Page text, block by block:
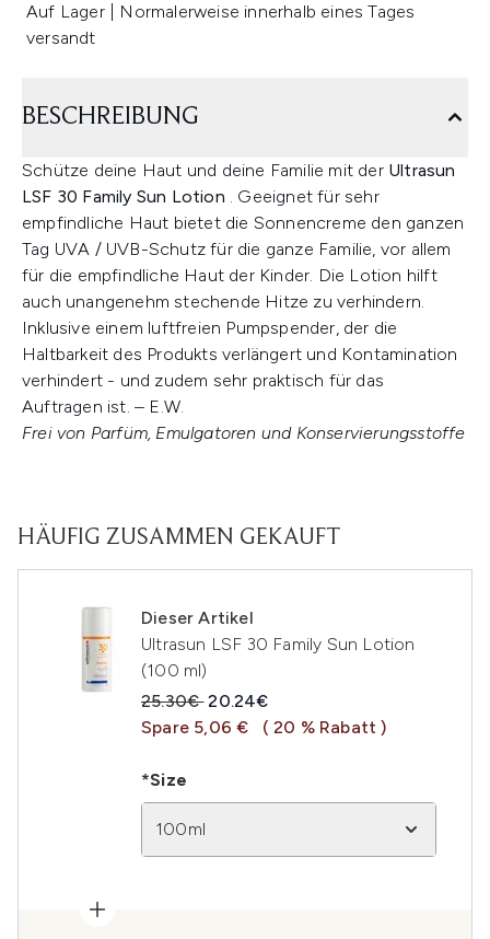
Auf Lager | Normalerweise innerhalb eines Tages
versandt
BESCHREIBUNG
Schütze deine Haut und deine Familie mit der Ultrasun
LSF 30 Family Sun Lotion . Geeignet für sehr
empfindliche Haut bietet die Sonnencreme den ganzen
Tag UVA / UVB-Schutz für die ganze Familie, vor allem
für die empfindliche Haut der Kinder. Die Lotion hilft
auch unangenehm stechende Hitze zu verhindern.
Inklusive einem luftfreien Pumpspender, der die
Haltbarkeit des Produkts verlängert und Kontamination
verhindert - und zudem sehr praktisch für das
Auftragen ist. – E.W.
Frei von Parfüm, Emulgatoren und Konservierungsstoffe
HÄUFIG ZUSAMMEN GEKAUFT
Dieser Artikel
Ultrasun LSF 30 Family Sun Lotion
(100 ml)
Unverbindliche Preisempfehlung:
25.30€Aktueller Preis:
20.24€
Spare 5,06 €
( 20 % Rabatt )
*Size
100ml